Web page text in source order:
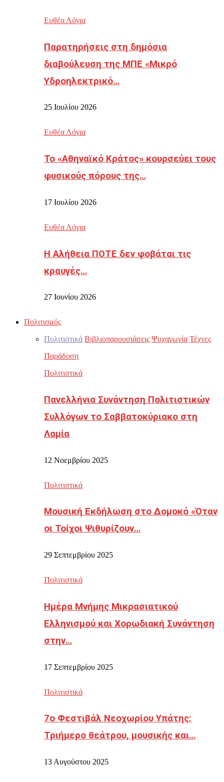
Ευθέα Λόγια
Παρατηρήσεις στη δημόσια
διαβούλευση της ΜΠΕ «Μικρό
Υδροηλεκτρικό…
25 Ιουλίου 2026
Ευθέα Λόγια
Το «Αθηναϊκό Κράτος» κουρσεύει τους
φυσικούς πόρους της…
17 Ιουλίου 2026
Ευθέα Λόγια
Η Αλήθεια ΠΟΤΕ δεν φοβάται τις
κραυγές…
27 Ιουνίου 2026
Πολιτισμός
Πολιτιστικά Βιβλιοπαρουσιάσεις Ψυχαγωγία Τέχνες
Παράδοση
Πολιτιστικά
Πανελλήνια Συνάντηση Πολιτιστικών
Συλλόγων το Σαββατοκύριακο στη
Λαμία
12 Νοεμβρίου 2025
Πολιτιστικά
Μουσική Εκδήλωση στο Δομοκό «Όταν
οι Τοίχοι Ψιθυρίζουν…
29 Σεπτεμβρίου 2025
Πολιτιστικά
Ημέρα Μνήμης Μικρασιατικού
Ελληνισμού και Χορωδιακή Συνάντηση
στην…
17 Σεπτεμβρίου 2025
Πολιτιστικά
7ο Φεστιβάλ Νεοχωρίου Υπάτης:
Τριήμερο θεάτρου, μουσικής και…
13 Αυγούστου 2025